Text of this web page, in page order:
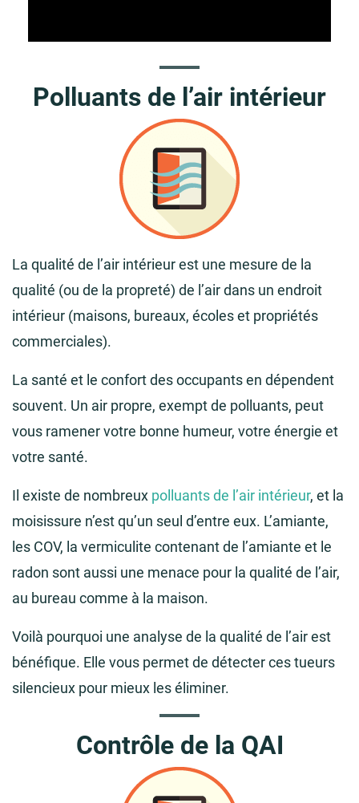
Polluants de l’air intérieur
La qualité de l’air intérieur est une mesure de la
qualité (ou de la propreté) de l’air dans un endroit
intérieur (maisons, bureaux, écoles et propriétés
commerciales).
La santé et le confort des occupants en dépendent
souvent. Un air propre, exempt de polluants, peut
vous ramener votre bonne humeur, votre énergie et
votre santé.
Il existe de nombreux polluants de l’air intérieur, et la
moisissure n’est qu’un seul d’entre eux. L’amiante,
les COV, la vermiculite contenant de l’amiante et le
radon sont aussi une menace pour la qualité de l’air,
au bureau comme à la maison.
Voilà pourquoi une analyse de la qualité de l’air est
bénéfique. Elle vous permet de détecter ces tueurs
silencieux pour mieux les éliminer.
Contrôle de la QAI